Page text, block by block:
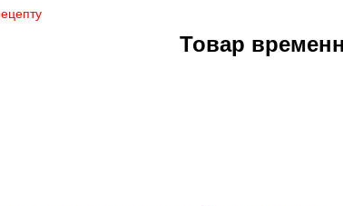
Товар